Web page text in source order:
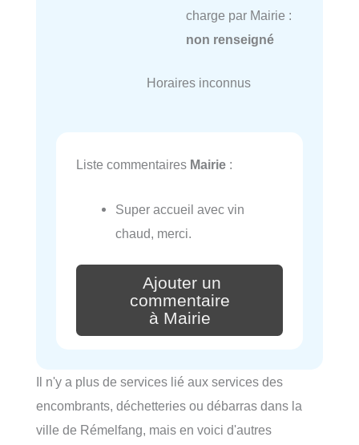
charge par Mairie :
non renseigné
Horaires inconnus
Liste commentaires Mairie :
Super accueil avec vin
chaud, merci.
Ajouter un
commentaire
à Mairie
Il n'y a plus de services lié aux services des
encombrants, déchetteries ou débarras dans la
ville de Rémelfang, mais en voici d'autres